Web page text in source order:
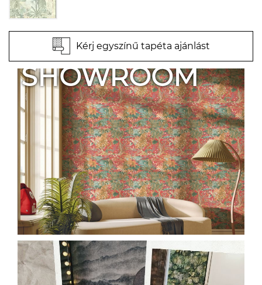
Kérj egyszínű tapéta ajánlást
SHOWROOM